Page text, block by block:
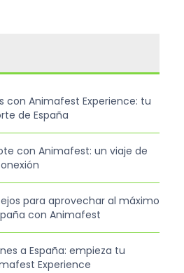
con Animafest Experience: tu
de España
con Animafest: un viaje de
para aprovechar al máximo
con Animafest
a España: empieza tu
Experience